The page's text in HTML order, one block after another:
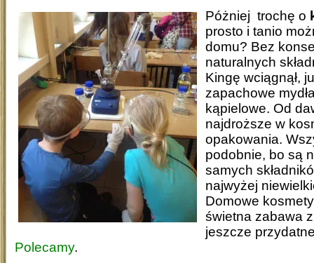
Póżniej trochę o
prosto i tanio
domu? Bez
naturalnych
Kingę wciągnął,
zapachowe
kąpielowe. Od
najdroższe w
opakowania.
podobnie, bo są
samych
najwyżej
Domowe
świetna zabawa
jeszcze
Polecamy.